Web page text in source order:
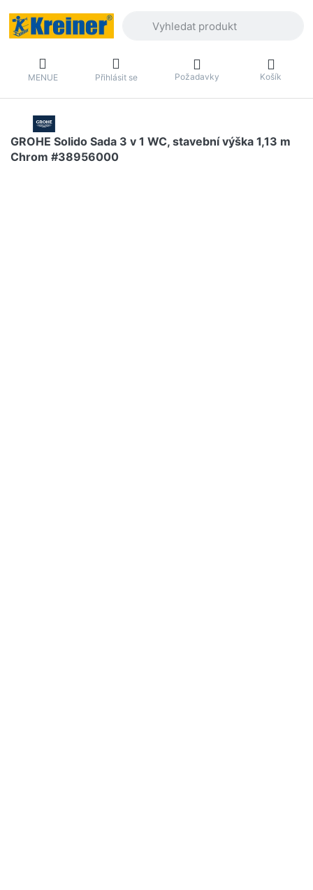
MENUE Přihlásit se Požadavky Košík
GROHE Solido Sada 3 v 1 WC, stavební výška 1,13 m
Chrom #38956000